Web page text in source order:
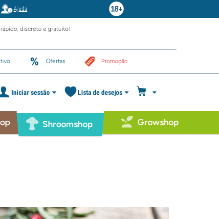
Ajuda
discreto e gratuito!
Ofertas Promoção
Iniciar sessão Lista de desejos
Shroomshop Growshop